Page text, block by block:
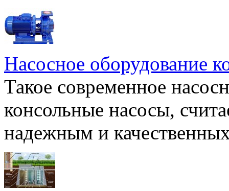
Насосное оборудование
Такое современное
консольные насосы,
надежным и